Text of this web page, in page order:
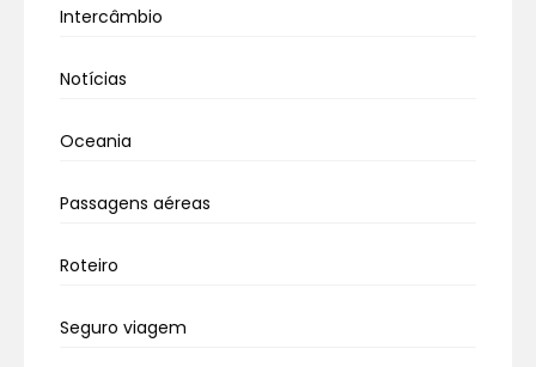
Intercâmbio
Notícias
Oceania
Passagens aéreas
Roteiro
Seguro viagem